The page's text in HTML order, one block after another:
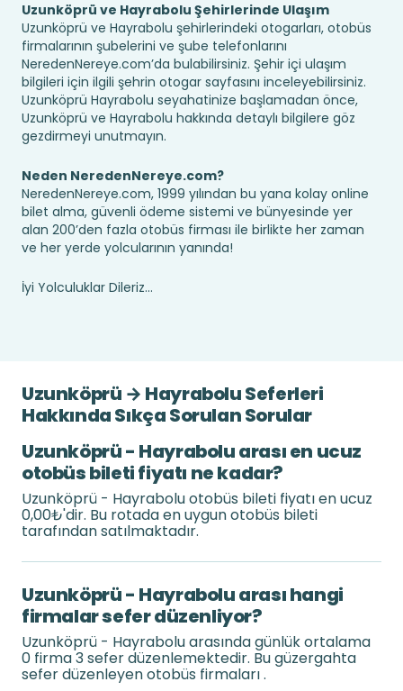
Uzunköprü ve Hayrabolu Şehirlerinde Ulaşım
Uzunköprü ve Hayrabolu şehirlerindeki otogarları, otobüs
firmalarının şubelerini ve şube telefonlarını
NeredenNereye.com’da bulabilirsiniz. Şehir içi ulaşım
bilgileri için ilgili şehrin otogar sayfasını inceleyebilirsiniz.
Uzunköprü Hayrabolu seyahatinize başlamadan önce,
Uzunköprü ve Hayrabolu hakkında detaylı bilgilere göz
gezdirmeyi unutmayın.
Neden NeredenNereye.com?
NeredenNereye.com, 1999 yılından bu yana kolay online
bilet alma, güvenli ödeme sistemi ve bünyesinde yer
alan 200’den fazla otobüs firması ile birlikte her zaman
ve her yerde yolcularının yanında!
İyi Yolculuklar Dileriz...
Uzunköprü → Hayrabolu Seferleri
Hakkında Sıkça Sorulan Sorular
Uzunköprü - Hayrabolu arası en ucuz
otobüs bileti fiyatı ne kadar?
Uzunköprü - Hayrabolu otobüs bileti fiyatı en ucuz
0,00₺'dir. Bu rotada en uygun otobüs bileti
tarafından satılmaktadır.
Uzunköprü - Hayrabolu arası hangi
firmalar sefer düzenliyor?
Uzunköprü - Hayrabolu arasında günlük ortalama
0 firma 3 sefer düzenlemektedir. Bu güzergahta
sefer düzenleyen otobüs firmaları .